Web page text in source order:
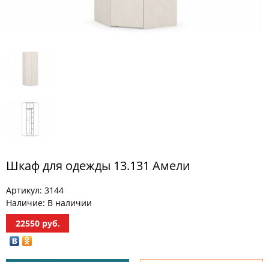
Шкаф для одежды 13.131 Амели
Артикул: 3144
Наличие: В наличии
22550руб.
ДЛЯ
СТОЛЫ
ОФИСНАЯ
МЕБЕЛЬ
МАТРАСЫ
МЕБЕЛЬ
ДЛЯ
ВАННОЙ
МЕБЕЛЬ-